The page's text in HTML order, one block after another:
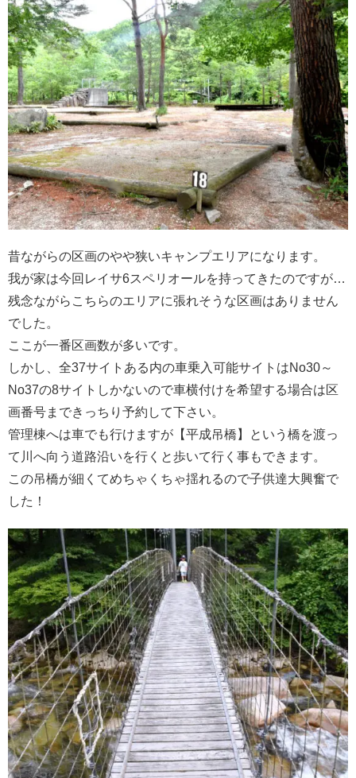
昔ながらの区画のやや狭いキャンプエリアになります。
我が家は今回レイサ6スペリオールを持ってきたのですが…
残念ながらこちらのエリアに張れそうな区画はありません
でした。
ここが一番区画数が多いです。
しかし、全37サイトある内の車乗入可能サイトはNo30～
No37の8サイトしかないので車横付けを希望する場合は区
画番号まできっちり予約して下さい。
管理棟へは車でも行けますが【平成吊橋】という橋を渡っ
て川へ向う道路沿いを行くと歩いて行く事もできます。
この吊橋が細くてめちゃくちゃ揺れるので子供達大興奮で
した！